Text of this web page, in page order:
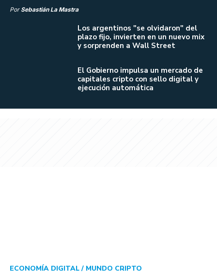
Por Sebastián La Mastra
Los argentinos "se olvidaron" del
plazo fijo, invierten en un nuevo mix
y sorprenden a Wall Street
El Gobierno impulsa un mercado de
capitales cripto con sello digital y
ejecución automática
ECONOMÍA DIGITAL / MUNDO CRIPTO